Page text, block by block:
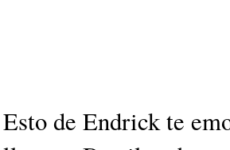
Esto de Endrick te